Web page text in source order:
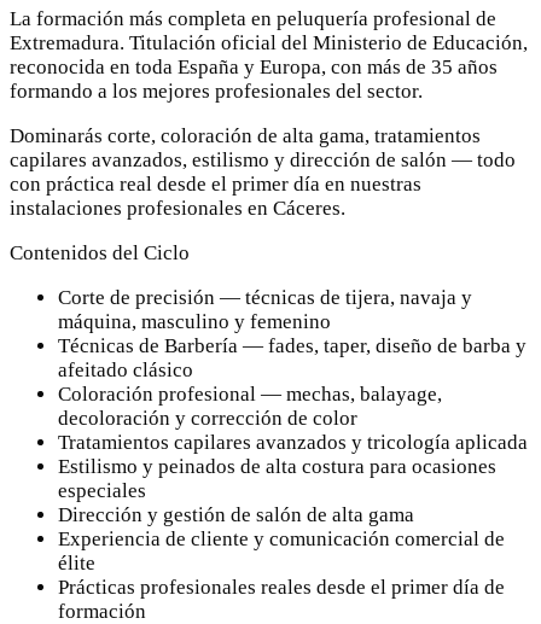
La formación más completa en peluquería profesional de
Extremadura. Titulación oficial del Ministerio de Educación,
reconocida en toda España y Europa, con más de 35 años
formando a los mejores profesionales del sector.
Dominarás corte, coloración de alta gama, tratamientos
capilares avanzados, estilismo y dirección de salón — todo
con práctica real desde el primer día en nuestras
instalaciones profesionales en Cáceres.
Contenidos del Ciclo
Corte de precisión — técnicas de tijera, navaja y
máquina, masculino y femenino
Técnicas de Barbería — fades, taper, diseño de barba y
afeitado clásico
Coloración profesional — mechas, balayage,
decoloración y corrección de color
Tratamientos capilares avanzados y tricología aplicada
Estilismo y peinados de alta costura para ocasiones
especiales
Dirección y gestión de salón de alta gama
Experiencia de cliente y comunicación comercial de
élite
Prácticas profesionales reales desde el primer día de
formación